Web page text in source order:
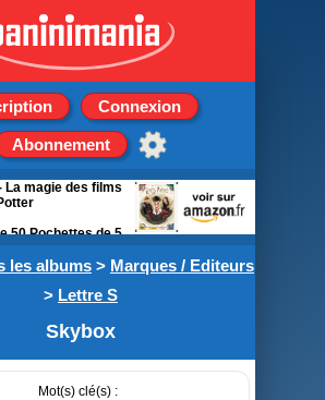
Connexion
Abonnement
les albums > Marques / Editeurs
> Lettre S
Skybox
Mot(s) clé(s) :
La magie des films
50 Pochettes de 5
+ 1 carte